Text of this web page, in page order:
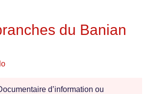
du Banian
d’information ou